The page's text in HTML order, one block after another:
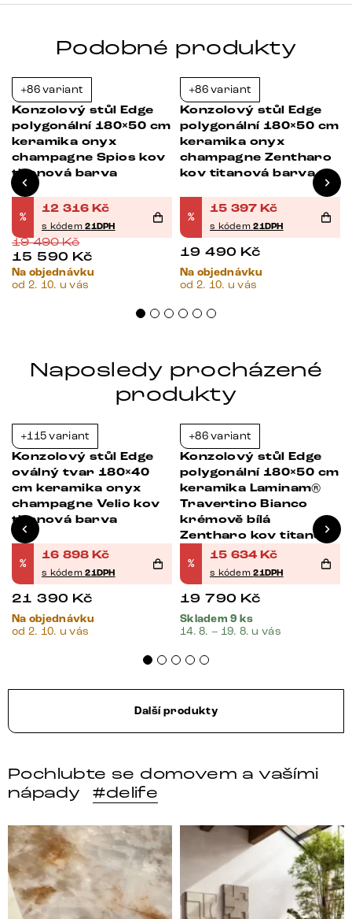
Podobné produkty
+86 variant
Konzolový stůl Edge
polygonální 180×50 cm
keramika onyx
champagne Spios kov
titanová barva
%
12 316 Kč
s kódem21DPH
19 490Kč
15 590 Kč
Na objednávku
od 2. 10. u vás
+86 variant
Konzolový stůl Edge
polygonální 180×50 cm
keramika onyx
champagne Zentharo
kov titanová barva
%
15 397 Kč
s kódem21DPH
19 490 Kč
Na objednávku
od 2. 10. u vás
Naposledy procházené
produkty
+115 variant
Konzolový stůl Edge
oválný tvar 180×40
cm keramika onyx
champagne Velio kov
titanová barva
%
16 898 Kč
s kódem21DPH
21 390 Kč
Na objednávku
od 2. 10. u vás
+86 variant
Konzolový stůl Edge
polygonální 180×50 cm
keramika Laminam®
Travertino Bianco
krémově bílá
Zentharo kov titanová
barva
%
15 634 Kč
s kódem21DPH
19 790 Kč
Skladem 9 ks
14. 8. – 19. 8. u vás
Další produkty
Pochlubte se domovem a vašími
nápady
#delife
DELIFE – Nábytek, který promění dům v domov. Domo
Místo, kam se budeš těšit